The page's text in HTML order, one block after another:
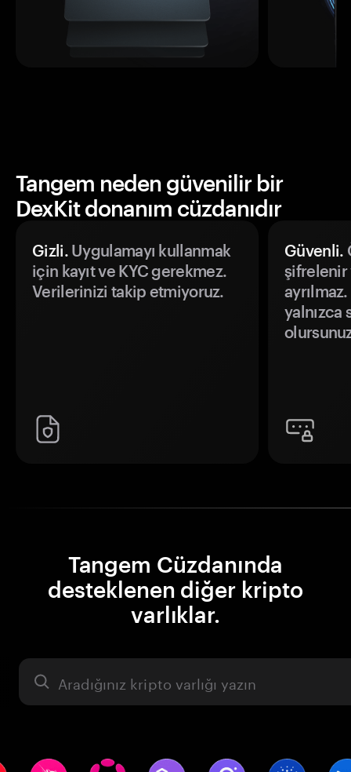
Tangem neden güvenilir bir
DexKit donanım cüzdanıdır
Gizli.Uygulamayı kullanmak
için kayıt ve KYC gerekmez.
Verilerinizi takip etmiyoruz.
Güvenli.
şifrelenir
yalnızca
Tangem Cüzdanında
desteklenen diğer kripto
varlıklar.
Varlık